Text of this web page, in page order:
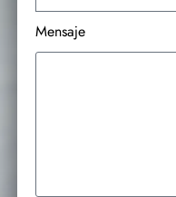
Mensaje